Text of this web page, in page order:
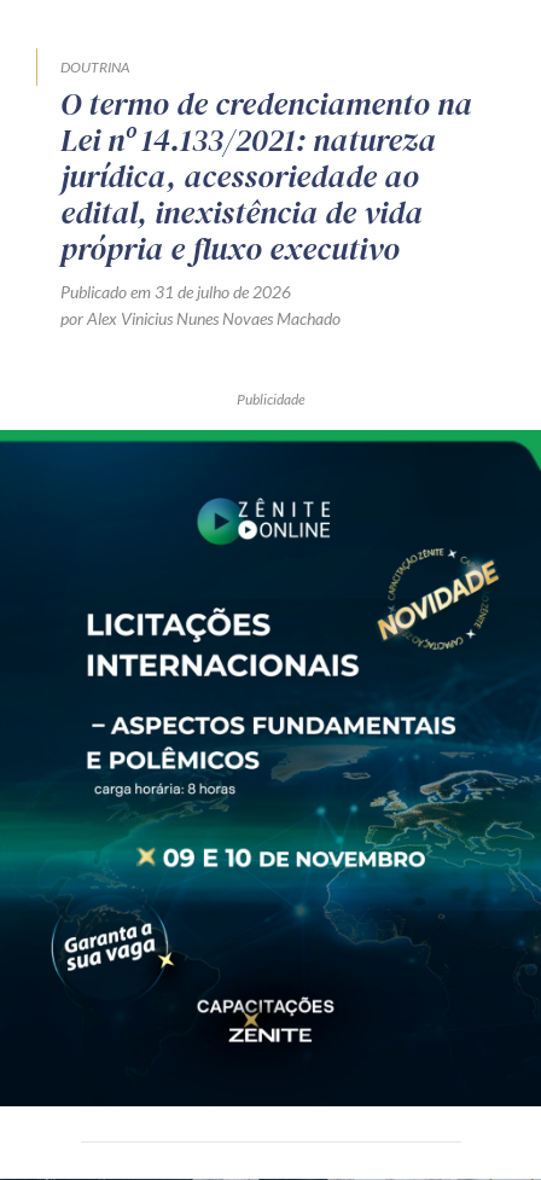
DOUTRINA
O termo de credenciamento na
Lei nº 14.133/2021: natureza
jurídica, acessoriedade ao
edital, inexistência de vida
própria e fluxo executivo
Publicado em 31 de julho de 2026
por Alex Vinicius Nunes Novaes Machado
Publicidade